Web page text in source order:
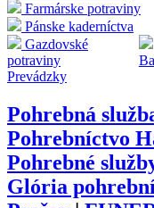
Farmárske potraviny
Pánske kaderníctva
Gazdovské
potraviny
Prevádzky
Pohrebná
Pohrebníctvo
Pohrebné
Glória